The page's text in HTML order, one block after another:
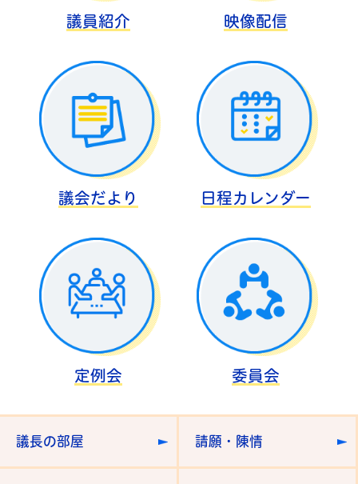
議員紹介 映像配信
議会だより 日程カレンダー
定例会 委員会
議長の部屋 請願・陳情